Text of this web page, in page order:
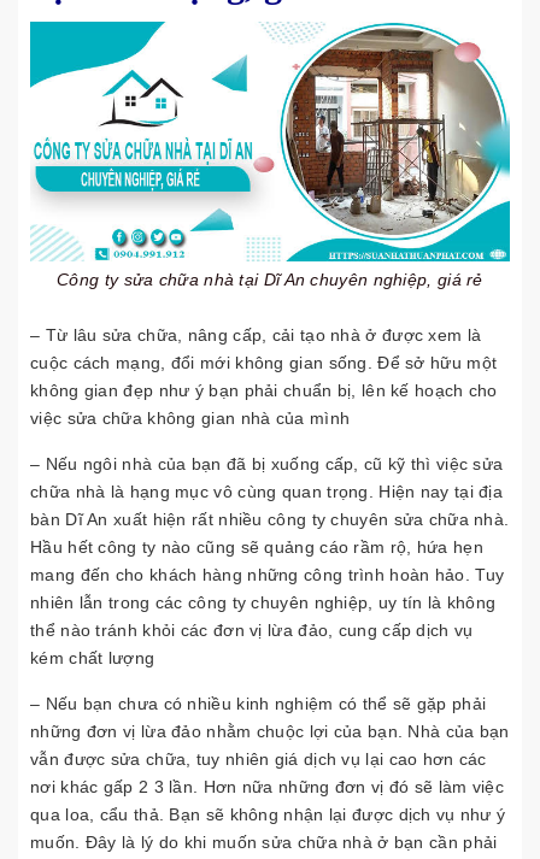
Công ty sửa chữa nhà tại Dĩ An chuyên nghiệp, giá rẻ
– Từ lâu sửa chữa, nâng cấp, cải tạo nhà ở được xem là
cuộc cách mạng, đổi mới không gian sống. Để sở hữu một
không gian đẹp như ý bạn phải chuẩn bị, lên kế hoạch cho
việc sửa chữa không gian nhà của mình
– Nếu ngôi nhà của bạn đã bị xuống cấp, cũ kỹ thì việc sửa
chữa nhà là hạng mục vô cùng quan trọng. Hiện nay tại địa
bàn Dĩ An xuất hiện rất nhiều công ty chuyên sửa chữa nhà.
Hầu hết công ty nào cũng sẽ quảng cáo rầm rộ, hứa hẹn
mang đến cho khách hàng những công trình hoàn hảo. Tuy
nhiên lẫn trong các công ty chuyên nghiệp, uy tín là không
thể nào tránh khỏi các đơn vị lừa đảo, cung cấp dịch vụ
kém chất lượng
– Nếu bạn chưa có nhiều kinh nghiệm có thể sẽ gặp phải
những đơn vị lừa đảo nhằm chuộc lợi của bạn. Nhà của bạn
vẫn được sửa chữa, tuy nhiên giá dịch vụ lại cao hơn các
nơi khác gấp 2 3 lần. Hơn nữa những đơn vị đó sẽ làm việc
qua loa, cẩu thả. Bạn sẽ không nhận lại được dịch vụ như ý
muốn. Đây là lý do khi muốn sửa chữa nhà ở bạn cần phải